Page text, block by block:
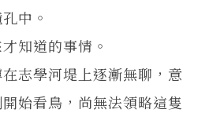
中。
道的事情。
學河堤上逐漸無聊，意
始看鳥，尚無法領略這隻